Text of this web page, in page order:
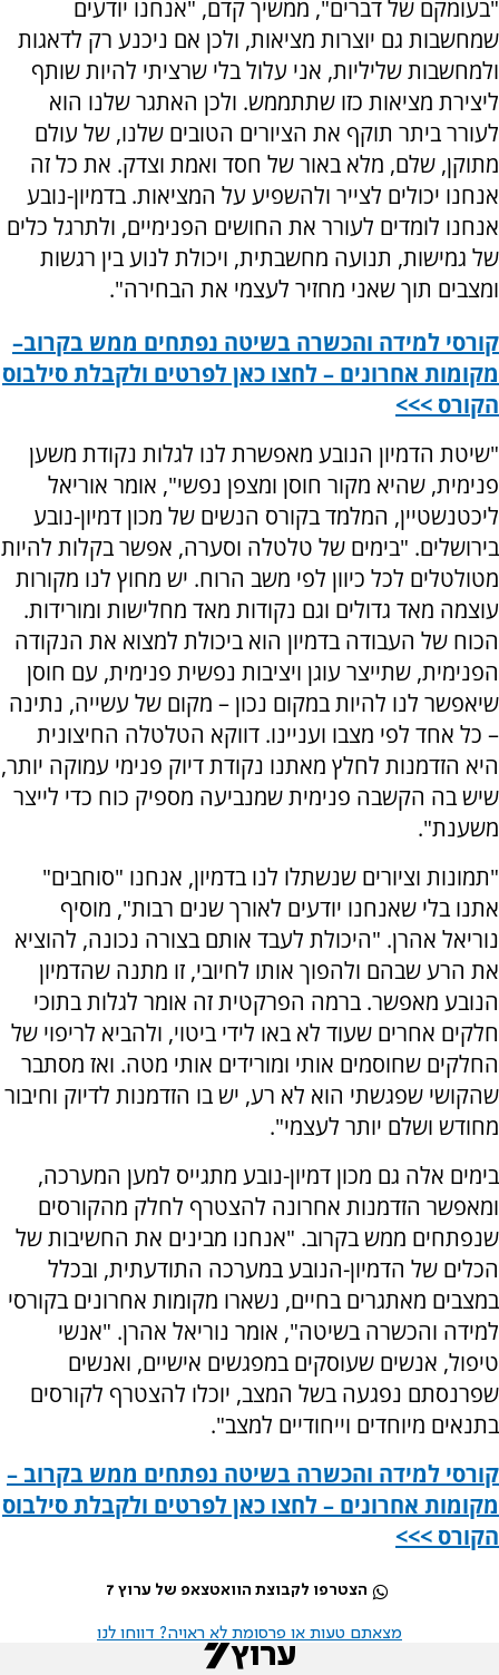
"בעומקם של דברים", ממשיך קדם, "אנחנו יודעים
שמחשבות גם יוצרות מציאות, ולכן אם ניכנע רק לדאגות
ולמחשבות שליליות, אני עלול בלי שרציתי להיות שותף
ליצירת מציאות כזו שתתממש. ולכן האתגר שלנו הוא
לעורר ביתר תוקף את הציורים הטובים שלנו, של עולם
מתוקן, שלם, מלא באור של חסד ואמת וצדק. את כל זה
אנחנו יכולים לצייר ולהשפיע על המציאות. בדמיון-נובע
אנחנו לומדים לעורר את החושים הפנימיים, ולתרגל כלים
של גמישות, תנועה מחשבתית, ויכולת לנוע בין רגשות
ומצבים תוך שאני מחזיר לעצמי את הבחירה".
קורסי למידה והכשרה בשיטה נפתחים ממש בקרוב–
מקומות אחרונים – לחצו כאן לפרטים ולקבלת סילבוס
הקורס >>>
"שיטת הדמיון הנובע מאפשרת לנו לגלות נקודת משען
פנימית, שהיא מקור חוסן ומצפן נפשי", אומר אוריאל
ליכטנשטיין, המלמד בקורס הנשים של מכון דמיון-נובע
בירושלים. "בימים של טלטלה וסערה, אפשר בקלות להיות
מטולטלים לכל כיוון לפי משב הרוח. יש מחוץ לנו מקורות
עוצמה מאד גדולים וגם נקודות מאד מחלישות ומורידות.
הכוח של העבודה בדמיון הוא ביכולת למצוא את הנקודה
הפנימית, שתייצר עוגן ויציבות נפשית פנימית, עם חוסן
שיאפשר לנו להיות במקום נכון – מקום של עשייה, נתינה
– כל אחד לפי מצבו ועניינו. דווקא הטלטלה החיצונית
היא הזדמנות לחלץ מאתנו נקודת דיוק פנימי עמוקה יותר,
שיש בה הקשבה פנימית שמנביעה מספיק כוח כדי לייצר
משענת".
"תמונות וציורים שנשתלו לנו בדמיון, אנחנו "סוחבים"
אתנו בלי שאנחנו יודעים לאורך שנים רבות", מוסיף
נוריאל אהרן. "היכולת לעבד אותם בצורה נכונה, להוציא
את הרע שבהם ולהפוך אותו לחיובי, זו מתנה שהדמיון
הנובע מאפשר. ברמה הפרקטית זה אומר לגלות בתוכי
חלקים אחרים שעוד לא באו לידי ביטוי, ולהביא לריפוי של
החלקים שחוסמים אותי ומורידים אותי מטה. ואז מסתבר
שהקושי שפגשתי הוא לא רע, יש בו הזדמנות לדיוק וחיבור
מחודש ושלם יותר לעצמי".
בימים אלה גם מכון דמיון-נובע מתגייס למען המערכה,
ומאפשר הזדמנות אחרונה להצטרף לחלק מהקורסים
שנפתחים ממש בקרוב. "אנחנו מבינים את החשיבות של
הכלים של הדמיון-הנובע במערכה התודעתית, ובכלל
במצבים מאתגרים בחיים, נשארו מקומות אחרונים בקורסי
למידה והכשרה בשיטה", אומר נוריאל אהרן. "אנשי
טיפול, אנשים שעוסקים במפגשים אישיים, ואנשים
שפרנסתם נפגעה בשל המצב, יוכלו להצטרף לקורסים
בתנאים מיוחדים וייחודיים למצב".
קורסי למידה והכשרה בשיטה נפתחים ממש בקרוב –
מקומות אחרונים – לחצו כאן לפרטים ולקבלת סילבוס
הקורס >>>
הצטרפו לקבוצת הוואטצאפ של ערוץ 7
מצאתם טעות או פרסומת לא ראויה? דווחו לנו